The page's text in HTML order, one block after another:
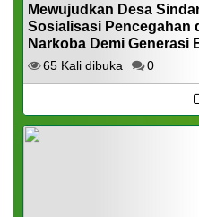
Mewujudkan Desa
Sosialisasi Pencegahan
Narkoba Demi Generasi
65 Kali dibuka 0